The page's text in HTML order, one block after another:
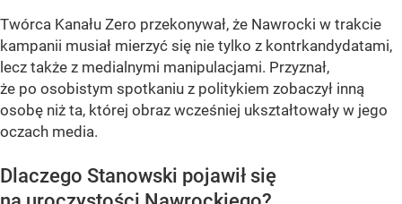
Twórca Kanału Zero przekonywał, że Nawrocki w trakcie
kampanii musiał mierzyć się nie tylko z kontrkandydatami,
lecz także z medialnymi manipulacjami. Przyznał,
że po osobistym spotkaniu z politykiem zobaczył inną
osobę niż ta, której obraz wcześniej ukształtowały w jego
oczach media.
Dlaczego Stanowski pojawił się